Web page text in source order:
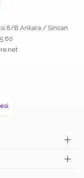
8/B Ankara / Sincan
60